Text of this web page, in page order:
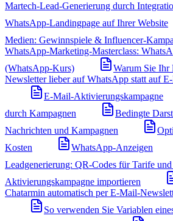
Martech-Lead-Generierung durch
WhatsApp-Landingpage auf Ihrer Website
Medien: Gewinnspiele & Influencer-
WhatsApp-Marketing-Masterclass:
(WhatsApp-Kurs)
Warum Sie Ihr
Newsletter lieber auf WhatsApp statt auf
E-Mail-Aktivierungskampagne
durch Kampagnen
Bedingte
Nachrichten und Kampagnen
Kosten
WhatsApp-Anzeigen
Leadgenerierung: QR-Codes für Tarife
Aktivierungskampagne importieren
Chatarmin automatisch per E-Mail-
So verwenden Sie Variablen